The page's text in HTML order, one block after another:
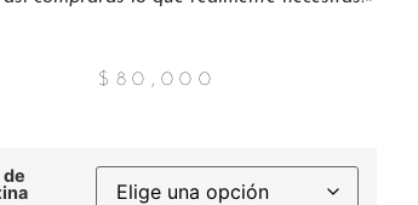
$ 80,000
de